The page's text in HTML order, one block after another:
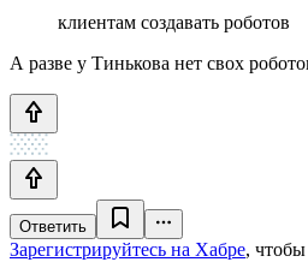
клиентам создавать роботов
А разве у Тинькова нет свох
Ответить
Зарегистрируйтесь на Хабре,